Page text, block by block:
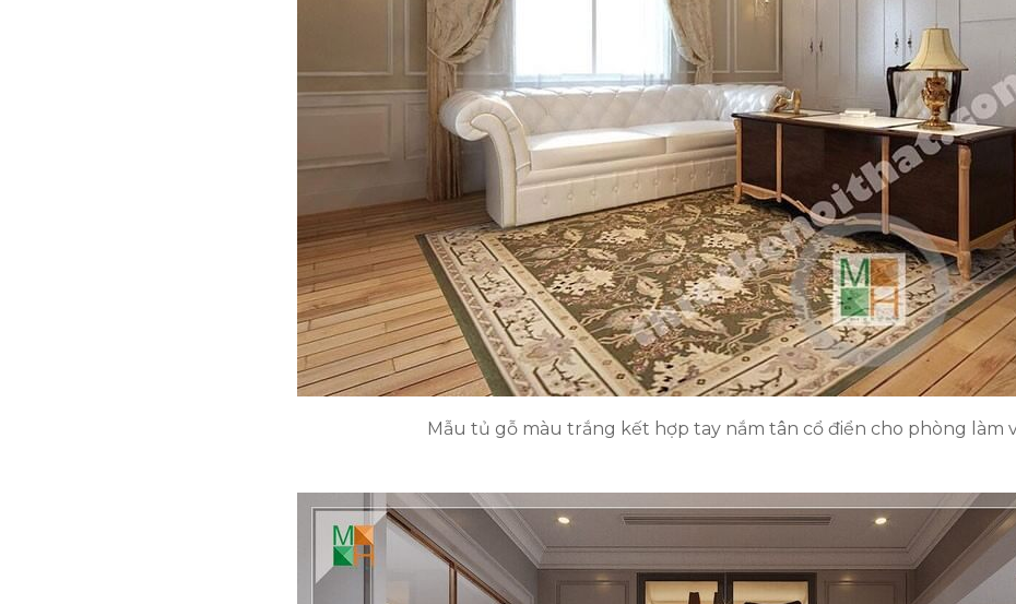
Mẫu tủ gỗ màu trắng kết hợp tay nắm tân cổ điển cho phòng làm